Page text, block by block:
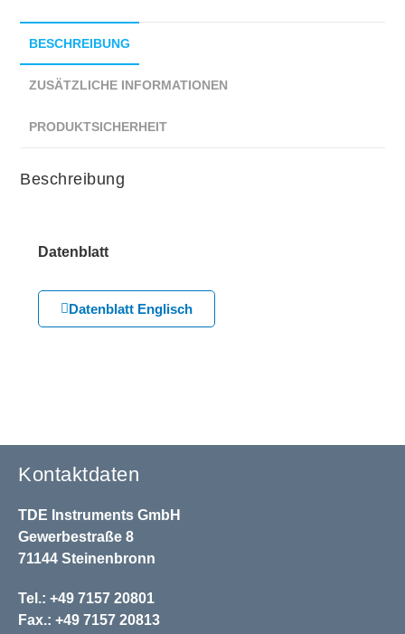
BESCHREIBUNG
ZUSÄTZLICHE INFORMATIONEN
PRODUKTSICHERHEIT
Beschreibung
Datenblatt
Datenblatt Englisch
Kontaktdaten
TDE Instruments GmbH
Gewerbestraße 8
71144 Steinenbronn
Tel.: +49 7157 20801
Fax.: +49 7157 20813